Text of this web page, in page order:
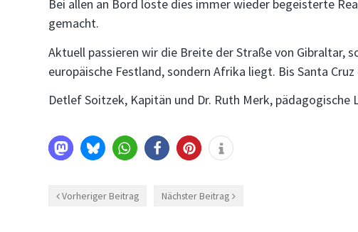
Bei allen an Bord löste dies immer wieder begeisterte
gemacht.
Aktuell passieren wir die Breite der Straße von Gibraltar,
europäische Festland, sondern Afrika liegt. Bis Santa
Detlef Soitzek, Kapitän und Dr. Ruth Merk, pädagogische
Vorheriger Beitrag Nächster Beitrag